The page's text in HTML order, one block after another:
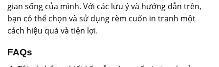
gian sống của mình. Với các lưu ý và hướng dẫn trên,
bạn có thể chọn và sử dụng rèm cuốn in tranh một
cách hiệu quả và tiện lợi.
FAQs